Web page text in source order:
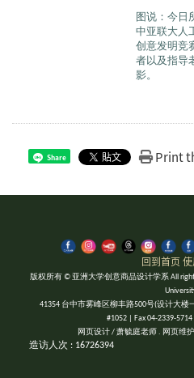
图说：今日
中亚联大人
创意发明竞
者以及指导
影。
Share Print
回到首页
版权所有 © 亚洲大学创意商品设计学系 All
41354 台中市雾峰区柳丰路500号(设计大楼
#1052 | Fax 04-2339-
网页设计 / 萧毓庭老师 . 网页维
造访人次 : 16726394